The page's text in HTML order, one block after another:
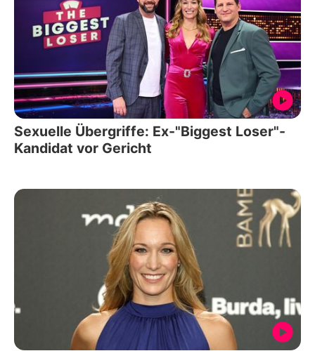
Sexuelle Übergriffe: Ex-"Biggest Loser"-
Kandidat vor Gericht